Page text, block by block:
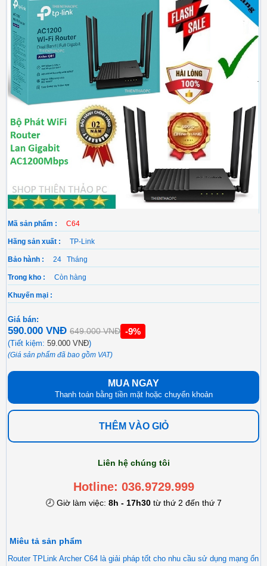
Mã sản phẩm : C64
Hãng sản xuất : TP-Link
Bảo hành : 24 Tháng
Trong kho : Còn hàng
Khuyến mại :
Giá bán:
590.000 VNĐ 649.000 VNĐ -9%
(Tiết kiệm: 59.000 VNĐ)
(Giá sản phẩm đã bao gồm VAT)
MUA NGAY
Thanh toán bằng tiền mặt hoặc chuyển khoản
THÊM VÀO GIỎ
Liên hệ chúng tôi
Hotline: 036.9729.999
🕗 Giờ làm việc: 8h - 17h30từ thứ 2 đến thứ 7
Miêu tả sản phẩm
Router TPLink Archer C64 là giải pháp tốt cho nhu cầu sử dụng mạng ổn